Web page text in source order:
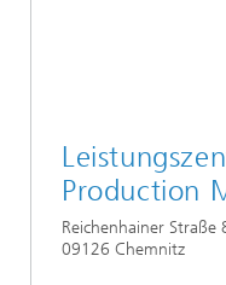
Production
Reichenhainer Straße
09126 Chemnitz